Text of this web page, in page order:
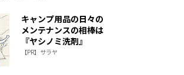
キャンプ用品の日々の
メンテナンスの相棒は
『ヤシノミ洗剤』
【PR】サラヤ